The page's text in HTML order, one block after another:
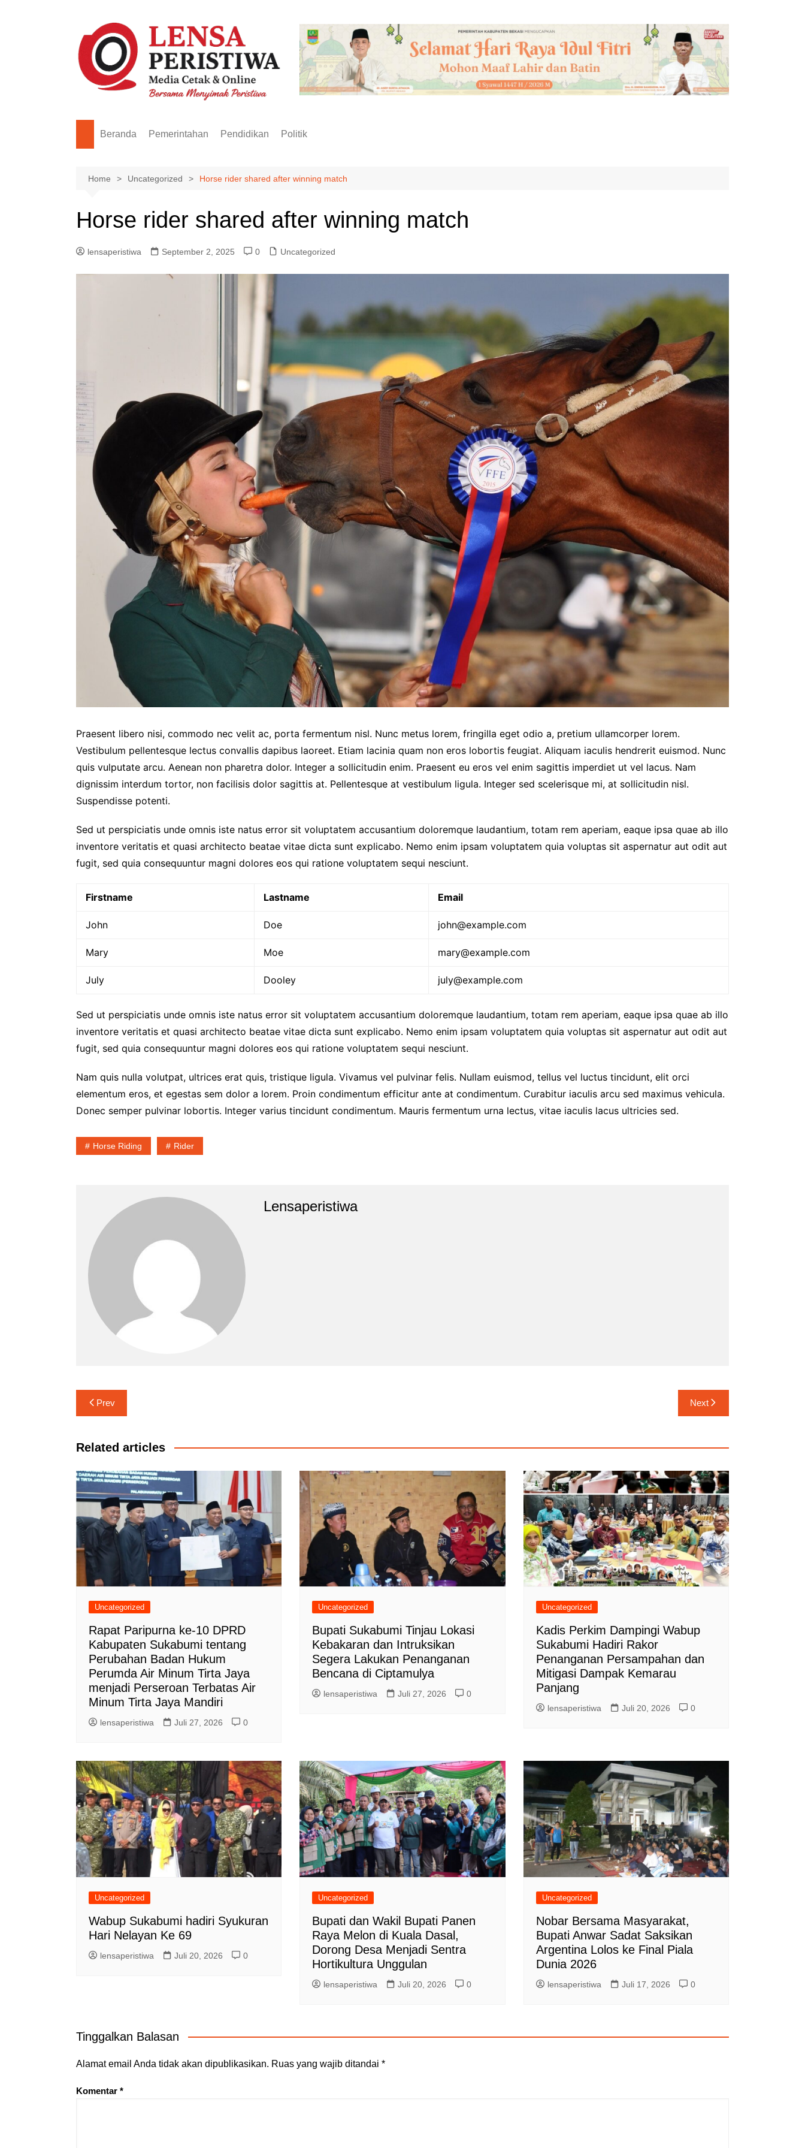
Beranda Pemerintahan Pendidikan Politik
Home Uncategorized Horse rider shared after winning match
Horse rider shared after winning match
lensaperistiwa September 2, 2025 0 Uncategorized
Praesent libero nisi, commodo nec velit ac, porta fermentum nisl. Nunc metus lorem, fringilla eget odio a, pretium ullamcorper lorem.
Vestibulum pellentesque lectus convallis dapibus laoreet. Etiam lacinia quam non eros lobortis feugiat. Aliquam iaculis hendrerit euismod. Nunc
quis vulputate arcu. Aenean non pharetra dolor. Integer a sollicitudin enim. Praesent eu eros vel enim sagittis imperdiet ut vel lacus. Nam
dignissim interdum tortor, non facilisis dolor sagittis at. Pellentesque at vestibulum ligula. Integer sed scelerisque mi, at sollicitudin nisl.
Suspendisse potenti.
Sed ut perspiciatis unde omnis iste natus error sit voluptatem accusantium doloremque laudantium, totam rem aperiam, eaque ipsa quae ab illo
inventore veritatis et quasi architecto beatae vitae dicta sunt explicabo. Nemo enim ipsam voluptatem quia voluptas sit aspernatur aut odit aut
fugit, sed quia consequuntur magni dolores eos qui ratione voluptatem sequi nesciunt.
Firstname Lastname Email
John Doe john@example.com
Mary Moe mary@example.com
July Dooley july@example.com
Sed ut perspiciatis unde omnis iste natus error sit voluptatem accusantium doloremque laudantium, totam rem aperiam, eaque ipsa quae ab illo
inventore veritatis et quasi architecto beatae vitae dicta sunt explicabo. Nemo enim ipsam voluptatem quia voluptas sit aspernatur aut odit aut
fugit, sed quia consequuntur magni dolores eos qui ratione voluptatem sequi nesciunt.
Nam quis nulla volutpat, ultrices erat quis, tristique ligula. Vivamus vel pulvinar felis. Nullam euismod, tellus vel luctus tincidunt, elit orci
elementum eros, et egestas sem dolor a lorem. Proin condimentum efficitur ante at condimentum. Curabitur iaculis arcu sed maximus vehicula.
Donec semper pulvinar lobortis. Integer varius tincidunt condimentum. Mauris fermentum urna lectus, vitae iaculis lacus ultricies sed.
Horse Riding Rider
Lensaperistiwa
Navigasi
pos
Prev Next
Related articles
Uncategorized
Rapat Paripurna ke-10 DPRD
Kabupaten Sukabumi tentang
Perubahan Badan Hukum
Perumda Air Minum Tirta Jaya
menjadi Perseroan Terbatas Air
Minum Tirta Jaya Mandiri
lensaperistiwa Juli 27, 2026 0
Uncategorized
Bupati Sukabumi Tinjau Lokasi
Kebakaran dan Intruksikan
Segera Lakukan Penanganan
Bencana di Ciptamulya
lensaperistiwa Juli 27, 2026 0
Uncategorized
Kadis Perkim Dampingi Wabup
Sukabumi Hadiri Rakor
Penanganan Persampahan dan
Mitigasi Dampak Kemarau
Panjang
lensaperistiwa Juli 20, 2026 0
Uncategorized
Wabup Sukabumi hadiri Syukuran
Hari Nelayan Ke 69
lensaperistiwa Juli 20, 2026 0
Uncategorized
Bupati dan Wakil Bupati Panen
Raya Melon di Kuala Dasal,
Dorong Desa Menjadi Sentra
Hortikultura Unggulan
lensaperistiwa Juli 20, 2026 0
Uncategorized
Nobar Bersama Masyarakat,
Bupati Anwar Sadat Saksikan
Argentina Lolos ke Final Piala
Dunia 2026
lensaperistiwa Juli 17, 2026 0
Tinggalkan Balasan
Alamat email Anda tidak akan dipublikasikan. Ruas yang wajib ditandai *
Komentar *